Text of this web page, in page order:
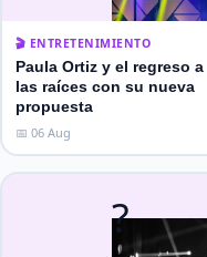
🎬 ENTRETENIMIENTO
Paula Ortiz y el regreso a
las raíces con su nueva
propuesta
📅 06 Aug
?